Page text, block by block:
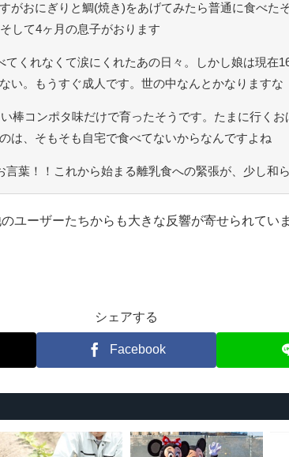
がおにぎりと鯛(焼き)をあげてみたら普通に食べた
して4ヶ月の息子がおります
てくれなくて涙にくれたあの日々。しかし娘は現在
い。もうすぐ成人です。世の中なんとかなりますな
棒コンポタ味だけで育ったそうです。たまに行くお
は、そもそも自宅で食べてないからなんですよね
言葉！！これから始まる離乳食への緊張が、少し和
ユーザーたちからも大きな反響が寄せられていま
シェアする
Facebook